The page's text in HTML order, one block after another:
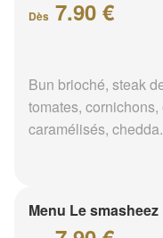
Dès 7.90 €
Bun brioché, steak
tomates,
caramélisés,
Menu Le smasheez